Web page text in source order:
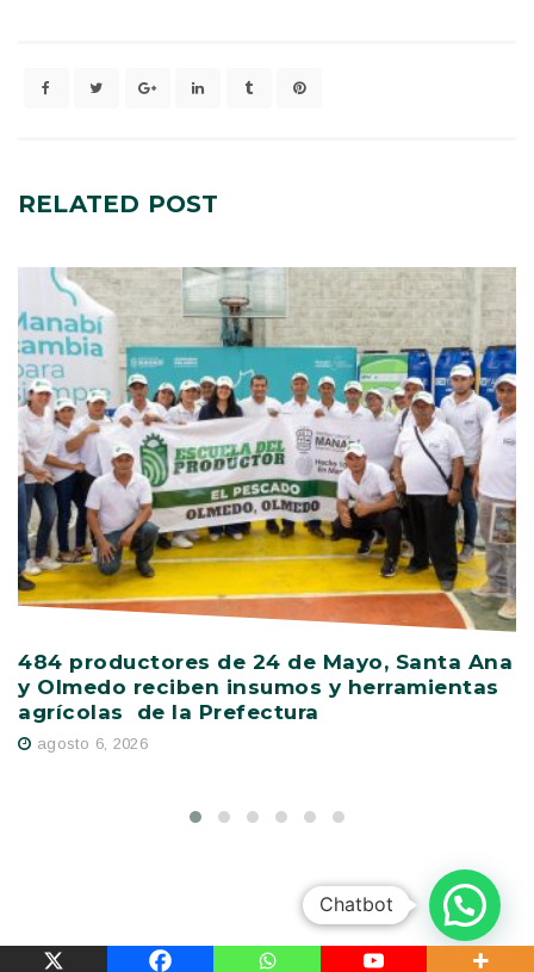
RELATED POST
484 productores de 24 de Mayo, Santa Ana
y Olmedo reciben insumos y herramientas
agrícolas de la Prefectura
agosto 6, 2026
Chatbot